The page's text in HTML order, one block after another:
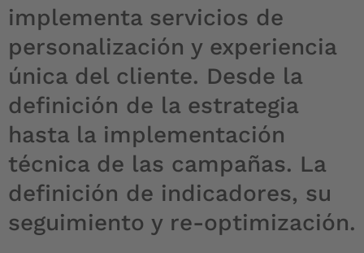
implementa servicios de
personalización y experiencia
única del cliente. Desde la
definición de la estrategia
hasta la implementación
técnica de las campañas. La
definición de indicadores, su
seguimiento y re-optimización.